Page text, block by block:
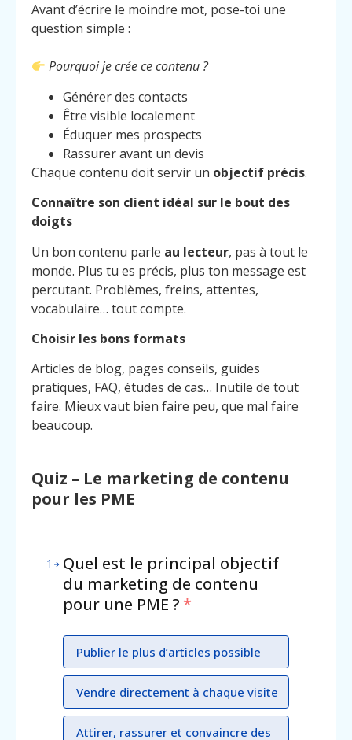
Avant d’écrire le moindre mot, pose-toi une
question simple :
Pourquoi je crée ce contenu ?
Générer des contacts
Être visible localement
Éduquer mes prospects
Rassurer avant un devis
Chaque contenu doit servir un objectif précis.
Connaître son client idéal sur le bout des
doigts
Un bon contenu parle au lecteur, pas à tout le
monde. Plus tu es précis, plus ton message est
percutant. Problèmes, freins, attentes,
vocabulaire… tout compte.
Choisir les bons formats
Articles de blog, pages conseils, guides
pratiques, FAQ, études de cas… Inutile de tout
faire. Mieux vaut bien faire peu, que mal faire
beaucoup.
Quiz – Le marketing de contenu
pour les PME
1
Quel est le principal objectif
du marketing de contenu
pour une PME ? *
Publier le plus d’articles possible
Vendre directement à chaque visite
Attirer, rassurer et convaincre des